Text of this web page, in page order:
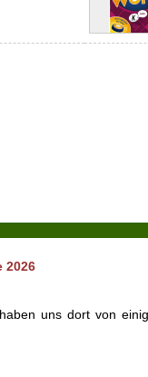
2026
uns dort von